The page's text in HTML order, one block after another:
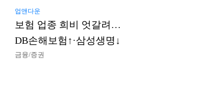
업앤다운
보험 업종 희비 엇갈려…
DB손해보험↑·삼성생명↓
금융/증권